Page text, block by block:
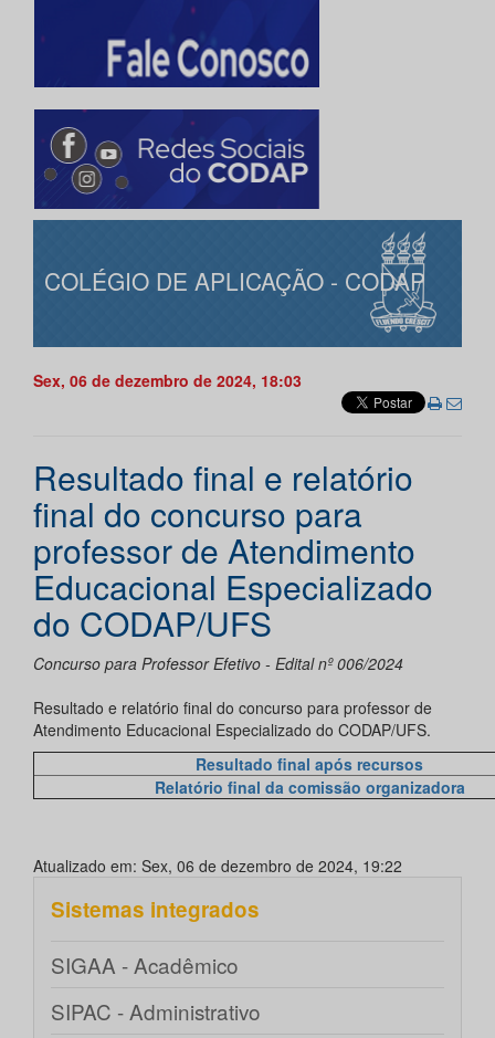
COLÉGIO DE APLICAÇÃO - CODAP
Sex, 06 de dezembro de 2024, 18:03
Resultado final e relatório
final do concurso para
professor de Atendimento
Educacional Especializado
do CODAP/UFS
Concurso para Professor Efetivo - Edital nº 006/2024
Resultado e relatório final do concurso para professor de
Atendimento Educacional Especializado do CODAP/UFS.
Resultado final após recursos
Relatório final da comissão organizadora
Atualizado em: Sex, 06 de dezembro de 2024, 19:22
Sistemas integrados
SIGAA - Acadêmico
SIPAC - Administrativo